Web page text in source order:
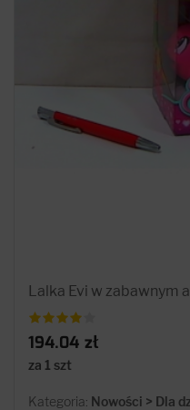
Lalka Evi w zabawnym
194.04 zł
za 1 szt
Kategoria: Nowości > Dla